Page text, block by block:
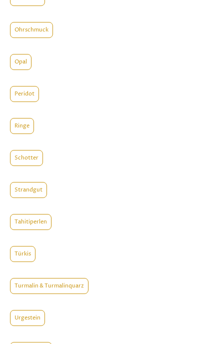
Ohrschmuck
Opal
Peridot
Ringe
Schotter
Strandgut
Tahitiperlen
Türkis
Turmalin & Turmalinquarz
Urgestein